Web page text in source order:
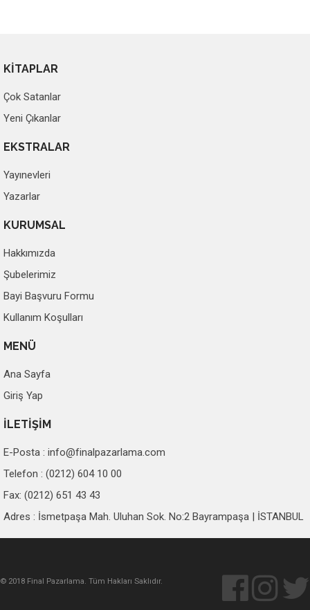
KİTAPLAR
Çok Satanlar
Yeni Çıkanlar
EKSTRALAR
Yayınevleri
Yazarlar
KURUMSAL
Hakkımızda
Şubelerimiz
Bayi Başvuru Formu
Kullanım Koşulları
MENÜ
Ana Sayfa
Giriş Yap
İLETİŞİM
E-Posta : info@finalpazarlama.com
Telefon : (0212) 604 10 00
Fax: (0212) 651 43 43
Adres : İsmetpaşa Mah. Uluhan Sok. No:2 Bayrampaşa | İSTANBUL
© 2018 Final Pazarlama. Tüm Hakları Saklıdır.